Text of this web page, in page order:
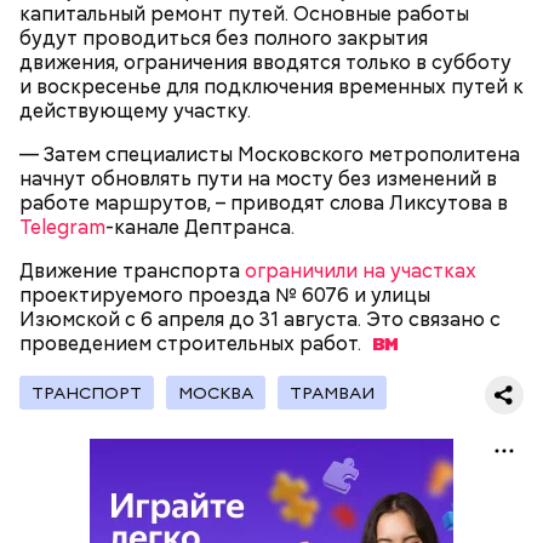
капитальный ремонт путей. Основные работы
будут проводиться без полного закрытия
движения, ограничения вводятся только в субботу
и воскресенье для подключения временных путей к
действующему участку.
— Затем специалисты Московского метрополитена
начнут обновлять пути на мосту без изменений в
работе маршрутов, – приводят слова Ликсутова в
Telegram-канале Дептранса.
Движение транспортаограничили на участках
проектируемого проезда № 6076 и улицы
Изюмской с 6 апреля до 31 августа. Это связано с
проведением строительных работ.
ТРАНСПОРТ МОСКВА ТРАМВАИ
Юрий Ярушников, генеральный директор студии,
начинает рассказ с главного мифа.
— То, что вы видите, — не пререндеренный ролик.
Это не просто «картинка на стене». Это
интерактивная среда. Она живая. Система зависит
от положения камеры. Поворачиваете объектив —
фон поворачивается вместе с вами. Наклоняете —
меняется перспектива. Это и есть виртуальный
продакшен, — говорит он.
Другое наше достижение — возрождение
регулярного речного движения. Сегодня в Москве
деятельности — проверка оплаты проезда
контролерами. Как правильно оплачивать поездку
в транспорте?